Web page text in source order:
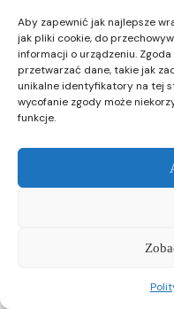
Aby zapewnić jak najlepsze
jak pliki cookie, do
informacji o urządzeniu.
przetwarzać dane, takie jak
unikalne identyfikatory na tej
wycofanie zgody może
funkcje.
Kiedy otrzymam
Nie
Zacznij być
Dołączam teraz!